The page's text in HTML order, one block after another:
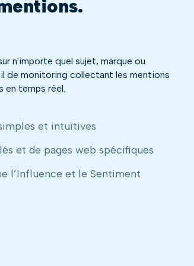
n'importe quel sujet, marque ou
de monitoring collectant les mentions
en temps réel.
et intuitives
et de pages web spécifiques
l’Influence et le Sentiment